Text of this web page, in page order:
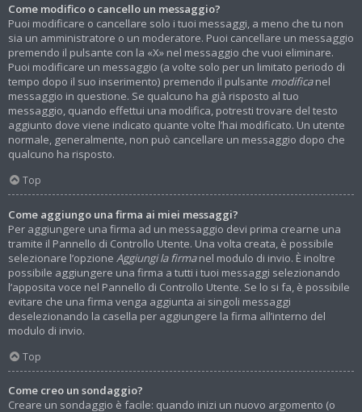
Come modifico o cancello un messaggio?
Puoi modificare o cancellare solo i tuoi messaggi, a meno che tu non
sia un amministratore o un moderatore. Puoi cancellare un messaggio
premendo il pulsante con la «X» nel messaggio che vuoi eliminare.
Puoi modificare un messaggio (a volte solo per un limitato periodo di
tempo dopo il suo inserimento) premendo il pulsante modificanel
messaggio in questione. Se qualcuno ha già risposto al tuo
messaggio, quando effettui una modifica, potresti trovare del testo
aggiunto dove viene indicato quante volte l’hai modificato. Un utente
normale, generalmente, non può cancellare un messaggio dopo che
qualcuno ha risposto.
Top
Come aggiungo una firma ai miei messaggi?
Per aggiungere una firma ad un messaggio devi prima crearne una
tramite il Pannello di Controllo Utente. Una volta creata, è possibile
selezionare l’opzione Aggiungi la firmanel modulo di invio. È inoltre
possibile aggiungere una firma a tutti i tuoi messaggi selezionando
l’apposita voce nel Pannello di Controllo Utente. Se lo si fa, è possibile
evitare che una firma venga aggiunta ai singoli messaggi
deselezionando la casella per aggiungere la firma all’interno del
modulo di invio.
Top
Come creo un sondaggio?
Creare un sondaggio è facile: quando inizi un nuovo argomento (o